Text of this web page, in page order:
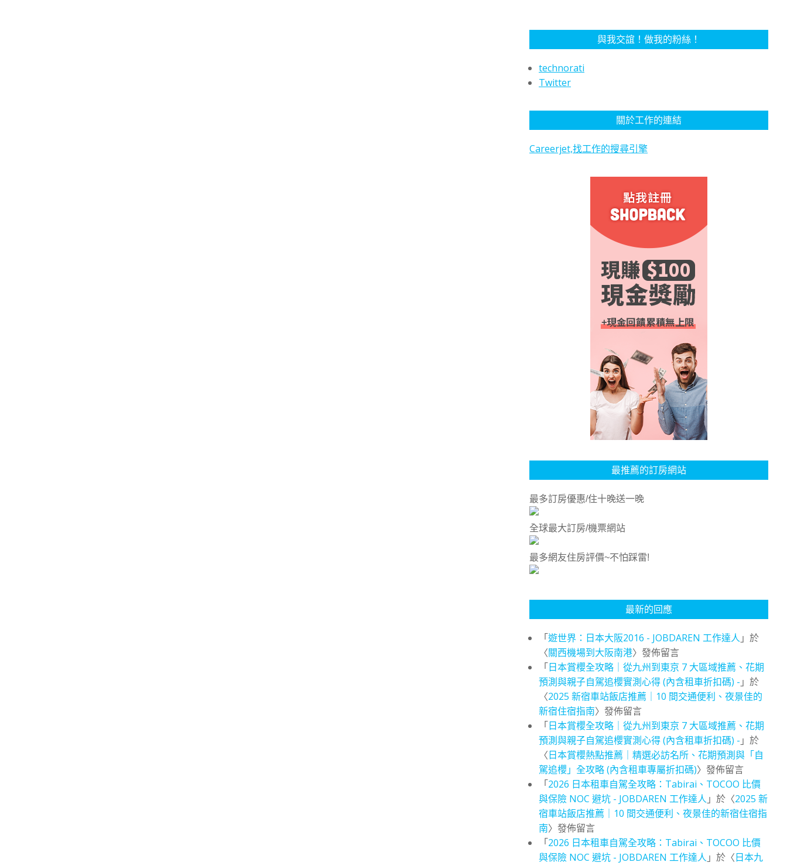
與我交誼！做我的粉絲！
technorati
Twitter
關於工作的連結
Careerjet,找工作的搜尋引擎
最推薦的訂房網站
最多訂房優惠/住十晚送一晚
全球最大訂房/機票網站
最多網友住房評價~不怕踩雷!
最新的回應
「遊世界：日本大阪2016 - JOBDAREN 工作達人 」於
〈關西機場到大阪南港〉發佈留言
「日本賞櫻全攻略｜從九州到東京 7 大區域推薦、花期
預測與親子自駕追櫻實測心得 (內含租車折扣碼) - 」於
〈2025 新宿車站飯店推薦｜10 間交通便利、夜景佳的
新宿住宿指南〉發佈留言
「日本賞櫻全攻略｜從九州到東京 7 大區域推薦、花期
預測與親子自駕追櫻實測心得 (內含租車折扣碼) - 」於
〈日本賞櫻熱點推薦｜精選必訪名所、花期預測與「自
駕追櫻」全攻略 (內含租車專屬折扣碼)〉發佈留言
「2026 日本租車自駕全攻略：Tabirai、TOCOO 比價
與保險 NOC 避坑 - JOBDAREN 工作達人 」於〈2025 新
宿車站飯店推薦｜10 間交通便利、夜景佳的新宿住宿指
南〉發佈留言
「2026 日本租車自駕全攻略：Tabirai、TOCOO 比價
與保險 NOC 避坑 - JOBDAREN 工作達人 」於〈日本九